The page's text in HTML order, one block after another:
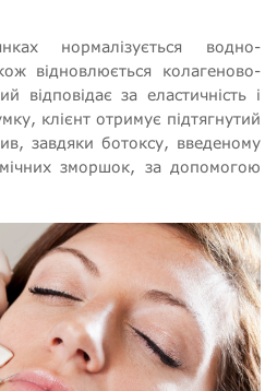
нормалізується водно-
відновлюється колагеново-
відповідає за еластичність і
клієнт отримує підтягнутий
завдяки ботоксу, введеному
зморшок, за допомогою